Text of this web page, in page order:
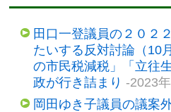
田口一登議員の２０２
たいする反対討論（10
の市民税減税」「立往
政が行き詰まり -2023
岡田ゆき子議員の議案